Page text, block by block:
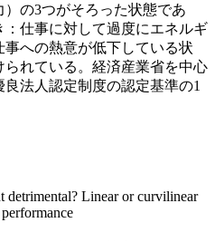
の3つがそろった状態であ
仕事に対して過度にエネルギ
への熱意が低下している状
れている。経済産業省を中心
法人認定制度の認定基準の1
Linear or curvilinear